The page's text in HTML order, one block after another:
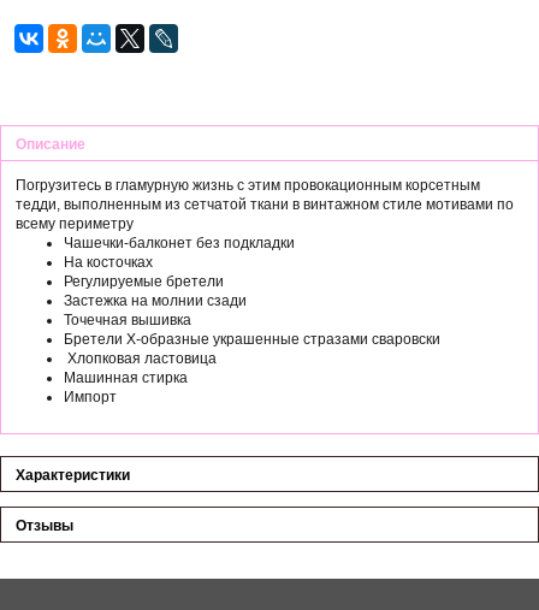
Описание
Погрузитесь в гламурную жизнь с этим провокационным корсетным
тедди, выполненным из сетчатой ​​ткани в винтажном стиле мотивами по
всему периметру
Чашечки-балконет без подкладки
На косточках
Регулируемые бретели
Застежка на молнии сзади
Точечная вышивка
Бретели X-образные украшенные стразами сваровски
Хлопковая ластовица
Машинная стирка
Импорт
Характеристики
Отзывы